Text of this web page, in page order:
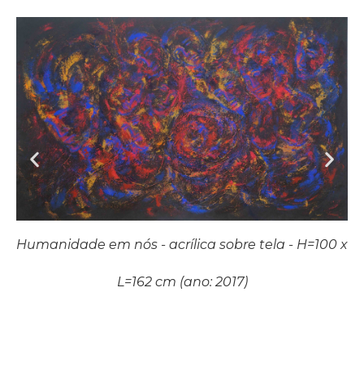
Humanidade em nós - acrílica sobre tela - H=100 x
L=162 cm (ano: 2017)